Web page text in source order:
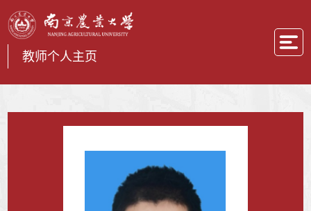
教师个人主页